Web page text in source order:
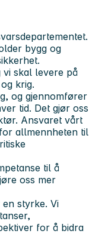
bygg og
vi skal levere på
krig.
og gjennomfører
tid. Det gjør oss
Ansvaret vårt
allmennheten til
til å
oss mer
styrke. Vi
for å bidra